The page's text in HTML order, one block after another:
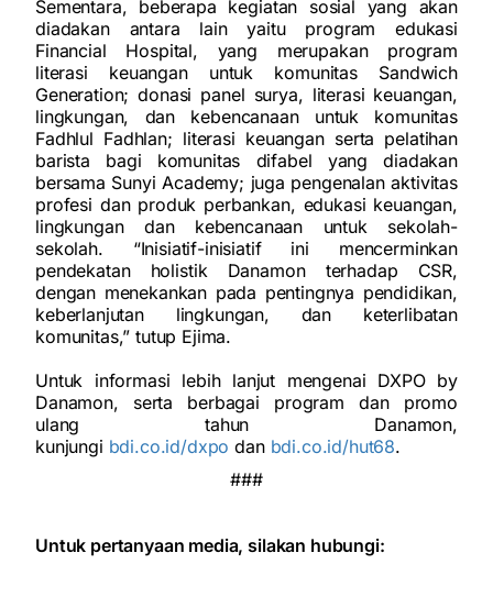
Sementara, beberapa kegiatan sosial yang akan
diadakan antara lain yaitu program edukasi
Financial Hospital, yang merupakan program
literasi keuangan untuk komunitas Sandwich
Generation; donasi panel surya, literasi keuangan,
lingkungan, dan kebencanaan untuk komunitas
Fadhlul Fadhlan; literasi keuangan serta pelatihan
barista bagi komunitas difabel yang diadakan
bersama Sunyi Academy; juga pengenalan aktivitas
profesi dan produk perbankan, edukasi keuangan,
lingkungan dan kebencanaan untuk sekolah-
sekolah. “Inisiatif-inisiatif ini mencerminkan
pendekatan holistik Danamon terhadap CSR,
dengan menekankan pada pentingnya pendidikan,
keberlanjutan lingkungan, dan keterlibatan
komunitas,” tutup Ejima.
Untuk informasi lebih lanjut mengenai DXPO by
Danamon, serta berbagai program dan promo
ulang tahun Danamon,
kunjungi bdi.co.id/dxpo dan bdi.co.id/hut68.
###
Untuk pertanyaan media, silakan hubungi: